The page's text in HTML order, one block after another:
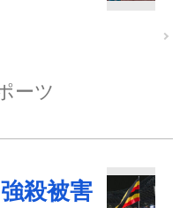
ーツ
殺被害